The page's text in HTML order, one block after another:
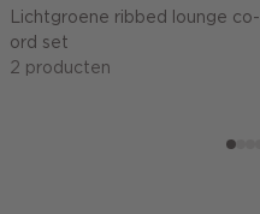
Lichtgroene ribbed lounge co-
ord set
2 producten